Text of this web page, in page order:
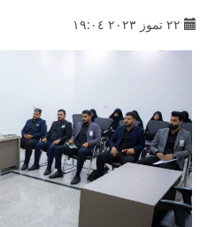
٢٢ تموز ٢٠٢٣ ١٩:٠٤